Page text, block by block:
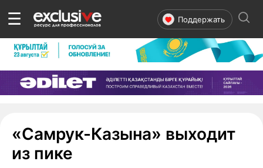
☰ Поддержать
«Самрук-Казына» выходит
из пике